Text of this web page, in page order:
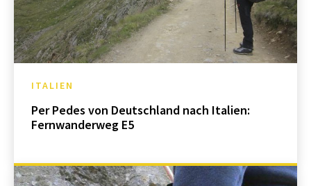
ITALIEN
Per Pedes von Deutschland nach Italien:
Fernwanderweg E5